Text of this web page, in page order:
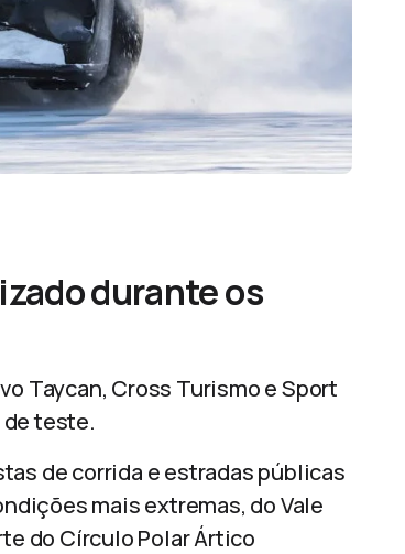
durante os
Taycan, Cross Turismo e Sport
de teste.
de corrida e estradas públicas
mais extremas, do Vale
do Círculo Polar Ártico